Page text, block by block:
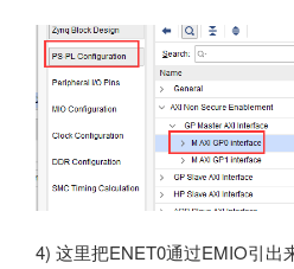
4) 这里把ENET0通过EMIO引出